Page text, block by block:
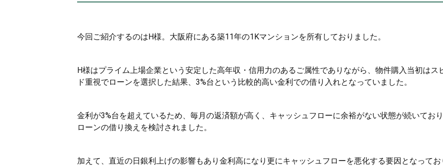
今回ご紹介するのはH様。大阪府にある築11年の1Kマンションを所有しておりました。
H様はプライム上場企業という安定した高年収・信用力のあるご属性でありながら、物件購入当初はス
ド重視でローンを選択した結果、3%台という比較的高い金利での借り入れとなっていました。
金利が3%台を超えているため、毎月の返済額が高く、キャッシュフローに余裕がない状態が続いてお
ローンの借り換えを検討されました。
加えて、直近の日銀利上げの影響もあり金利高になり更にキャッシュフローを悪化する要因となってお